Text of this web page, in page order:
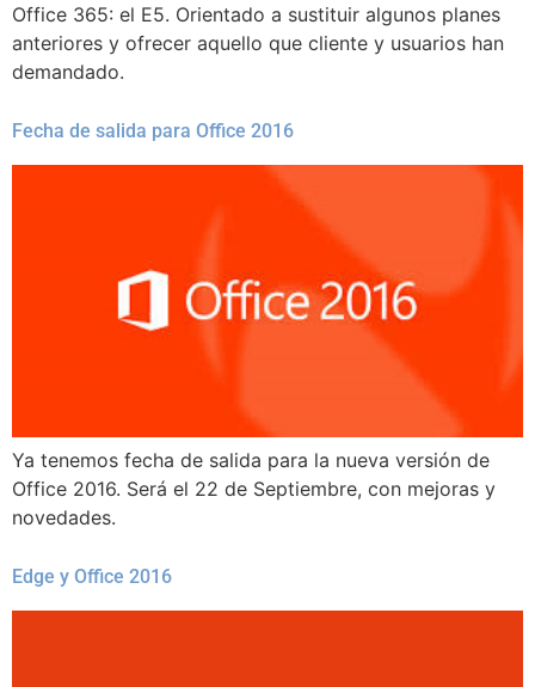
Office 365: el E5. Orientado a sustituir algunos planes
anteriores y ofrecer aquello que cliente y usuarios han
demandado.
Fecha de salida para Office 2016
Ya tenemos fecha de salida para la nueva versión de
Office 2016. Será el 22 de Septiembre, con mejoras y
novedades.
Edge y Office 2016